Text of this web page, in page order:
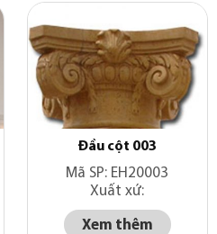
Đầu cột 003
Mã SP: EH20003
Xuất xứ:
Xem thêm